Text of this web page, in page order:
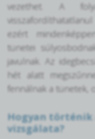
vezethet. A
ezért
tünetei
javulnak. Az
hét alatt
fennálnak a tünetek,
Hogyan történik
vizsgálata?